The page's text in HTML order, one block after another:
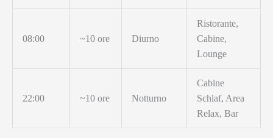
08:00 ~10 ore Diurno
Ristorante,
Cabine,
Lounge
22:00 ~10 ore Notturno
Cabine
Schlaf, Area
Relax, Bar